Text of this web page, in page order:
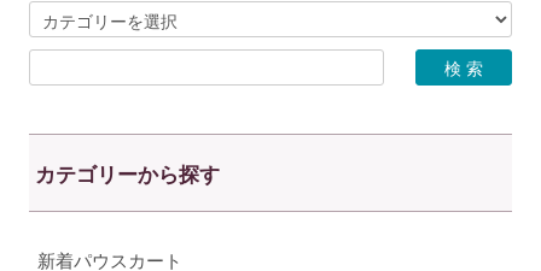
カテゴリーから探す
新着パウスカート